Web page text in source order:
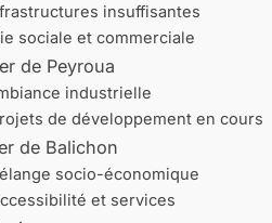
insuffisantes
sociale et commerciale
de Peyroua
industrielle
de développement en cours
de Balichon
socio-économique
et services